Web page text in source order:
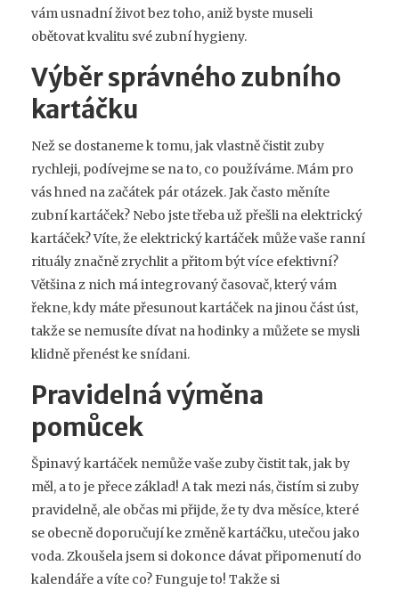
vám usnadní život bez toho, aniž byste museli
obětovat kvalitu své zubní hygieny.
Výběr správného zubního
kartáčku
Než se dostaneme k tomu, jak vlastně čistit zuby
rychleji, podívejme se na to, co používáme. Mám pro
vás hned na začátek pár otázek. Jak často měníte
zubní kartáček? Nebo jste třeba už přešli na elektrický
kartáček? Víte, že elektrický kartáček může vaše ranní
rituály značně zrychlit a přitom být více efektivní?
Většina z nich má integrovaný časovač, který vám
řekne, kdy máte přesunout kartáček na jinou část úst,
takže se nemusíte dívat na hodinky a můžete se mysli
klidně přenést ke snídani.
Pravidelná výměna
pomůcek
Špinavý kartáček nemůže vaše zuby čistit tak, jak by
měl, a to je přece základ! A tak mezi nás, čistím si zuby
pravidelně, ale občas mi přijde, že ty dva měsíce, které
se obecně doporučují ke změně kartáčku, utečou jako
voda. Zkoušela jsem si dokonce dávat připomenutí do
kalendáře a víte co? Funguje to! Takže si